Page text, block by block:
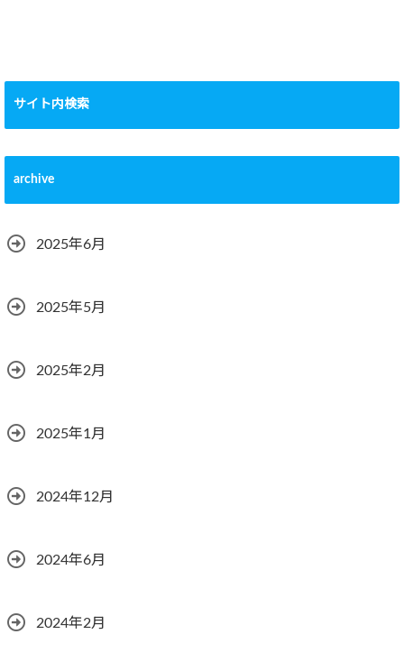
サイト内検索
archive
2025年6月
2025年5月
2025年2月
2025年1月
2024年12月
2024年6月
2024年2月